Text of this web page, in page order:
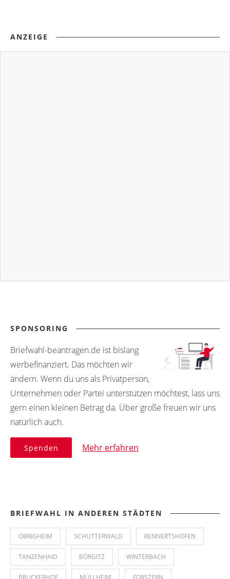
ANZEIGE
SPONSORING
Briefwahl-beantragen.de ist bislang
werbefinanziert. Das möchten wir
ändern. Wenn du uns als Privatperson,
Unternehmen oder Partei unterstützen möchtest, lass uns
gern einen kleinen Betrag da. Über große freuen wir uns
natürlich auch.
Spenden Mehr erfahren
BRIEFWAHL IN ANDEREN STÄDTEN
OBRIGHEIM SCHUTTERWALD RENNERTSHOFEN
TANZENHAID BÖRGITZ WINTERBACH